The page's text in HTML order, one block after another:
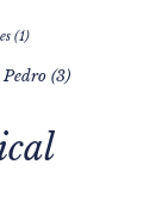
(1)
(3)